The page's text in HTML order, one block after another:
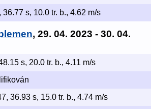
36.77 s, 10.0 tr. b., 4.62 m/s
, 29. 04. 2023 - 30. 04.
s, 20.0 tr. b., 4.11 m/s
36.93 s, 15.0 tr. b., 4.74 m/s